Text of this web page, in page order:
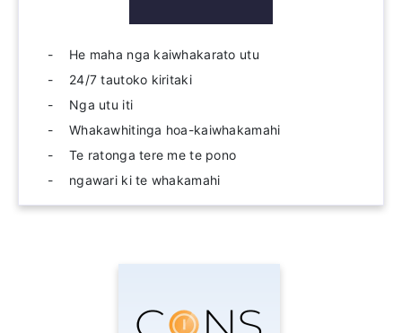
He maha nga kaiwhakarato utu
24/7 tautoko kiritaki
Nga utu iti
Whakawhitinga hoa-kaiwhakamahi
Te ratonga tere me te pono
ngawari ki te whakamahi